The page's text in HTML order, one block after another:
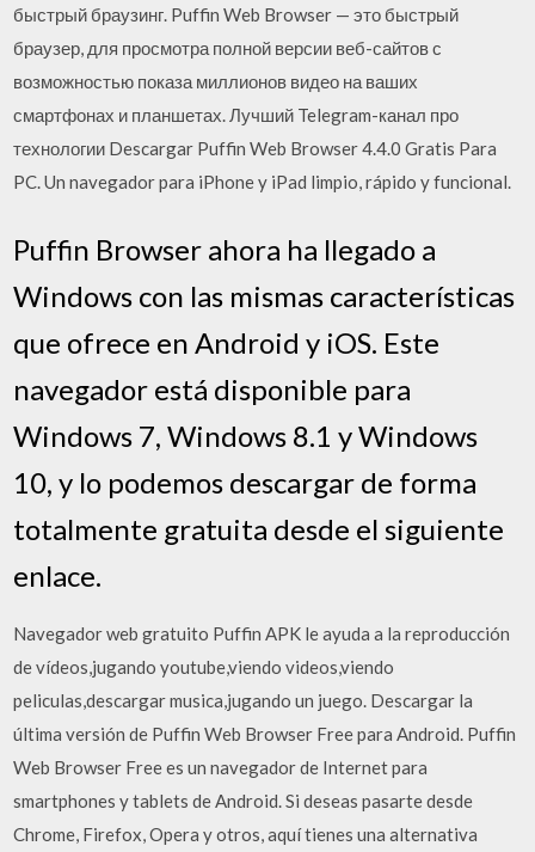
быстрый браузинг. Puffin Web Browser — это быстрый
браузер, для просмотра полной версии веб-сайтов с
возможностью показа миллионов видео на ваших
смартфонах и планшетах. Лучший Telegram-канал про
технологии Descargar Puffin Web Browser 4.4.0 Gratis Para
PC. Un navegador para iPhone y iPad limpio, rápido y funcional.
Puffin Browser ahora ha llegado a
Windows con las mismas características
que ofrece en Android y iOS. Este
navegador está disponible para
Windows 7, Windows 8.1 y Windows
10, y lo podemos descargar de forma
totalmente gratuita desde el siguiente
enlace.
Navegador web gratuito Puffin APK le ayuda a la reproducción
de vídeos,jugando youtube,viendo videos,viendo
peliculas,descargar musica,jugando un juego. Descargar la
última versión de Puffin Web Browser Free para Android. Puffin
Web Browser Free es un navegador de Internet para
smartphones y tablets de Android. Si deseas pasarte desde
Chrome, Firefox, Opera y otros, aquí tienes una alternativa